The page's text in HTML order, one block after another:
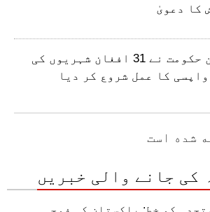
کا دعویٰ
جرمن حکومت نے 31 افغان شہریوں کی
واپسی کا عمل شروع کر دیا
شده است
کی جانے والی خبریں
کو خط: پاکستان کی فوجی